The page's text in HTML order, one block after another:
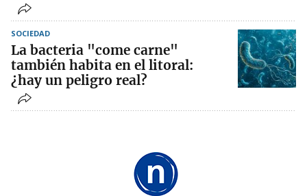
SOCIEDAD
La bacteria "come carne"
también habita en el litoral:
¿hay un peligro real?